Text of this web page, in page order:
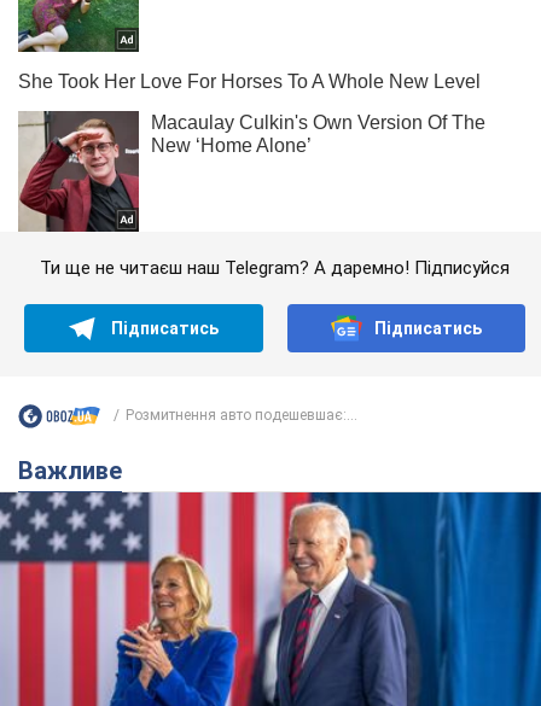
Ти ще не читаєш наш Telegram? А даремно! Підписуйся
Підписатись Підписатись
Розмитнення авто подешевшає:...
Важливе